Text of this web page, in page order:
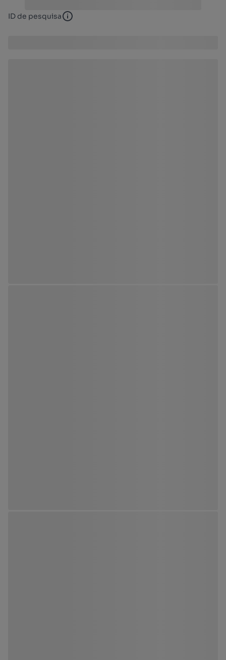
ID de pesquisa ID de pesquisa